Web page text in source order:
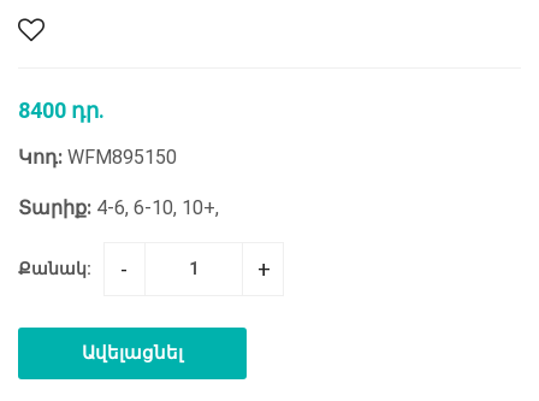
8400 դր.
Կոդ: WFM895150
Տարիք: 4-6, 6-10, 10+,
Քանակ: - +
Ավելացնել